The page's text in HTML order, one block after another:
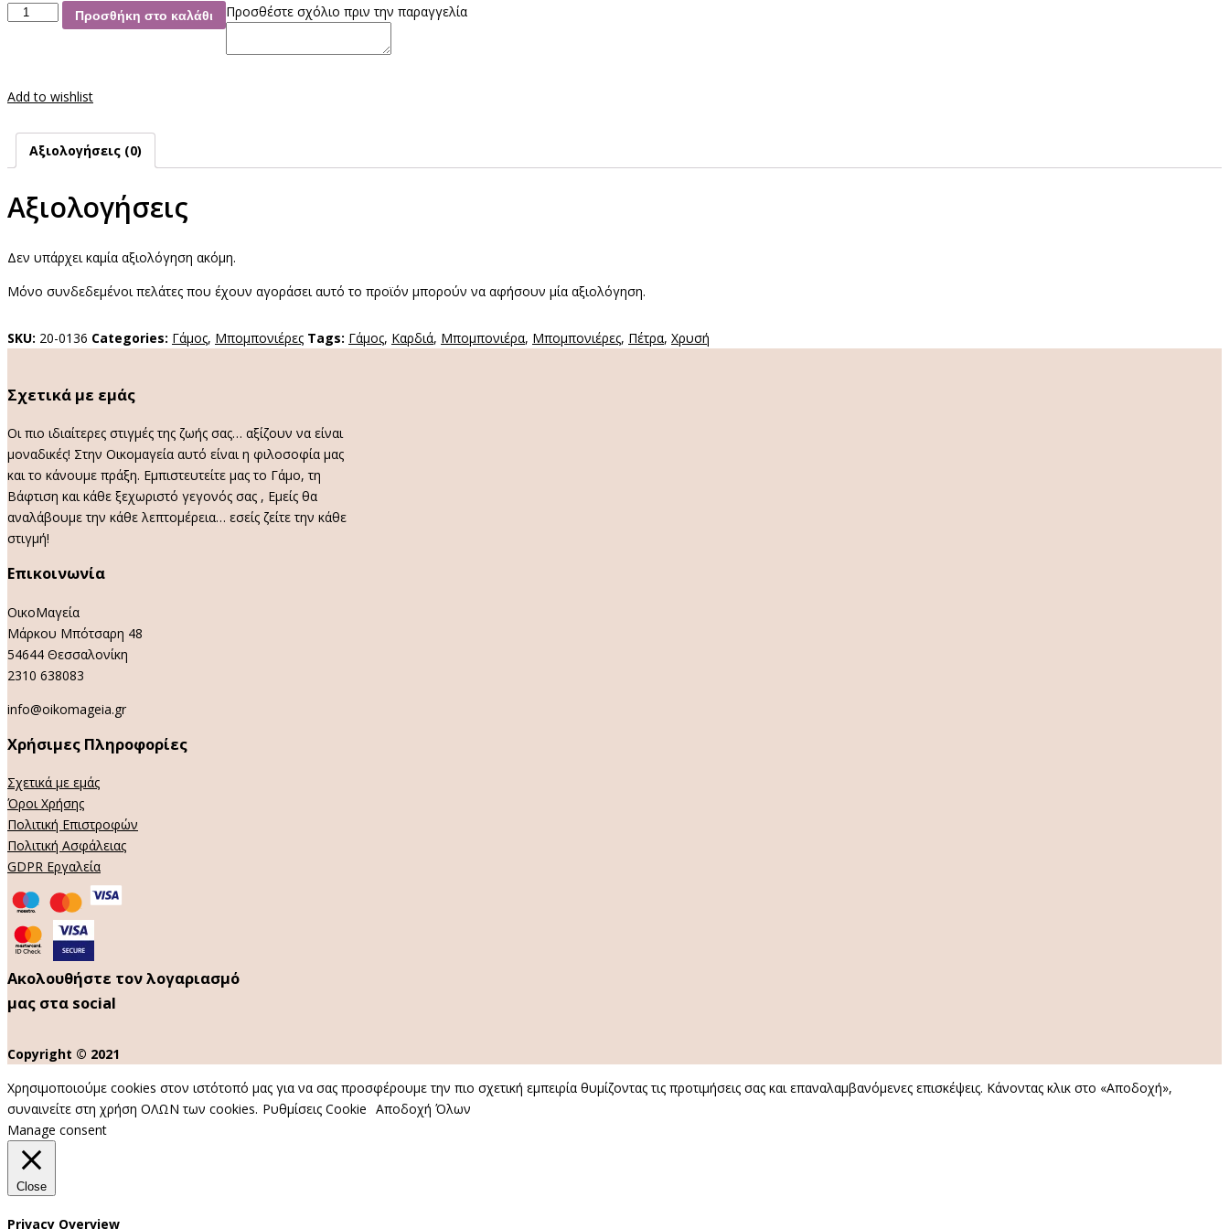
Μπομπονιέρα
ποσότητα
Προσθήκη στο καλάθι Προσθέστε σχόλιο πριν την παραγγελία
Add to wishlist
Αξιολογήσεις (0)
Αξιολογήσεις
Δεν υπάρχει καμία αξιολόγηση ακόμη.
Μόνο συνδεδεμένοι πελάτες που έχουν αγοράσει αυτό το προϊόν μπορούν να αφήσουν μία αξιολόγηση.
SKU: 20-0136 Categories: Γάμος, Μπομπονιέρες Tags: Γάμος, Καρδιά, Μπομπονιέρα, Μπομπονιέρες, Πέτρα, Χρυσή
Σχετικά με εμάς
Οι πιο ιδιαίτερες στιγμές της ζωής σας… αξίζουν να είναι
μοναδικές! Στην Οικομαγεία αυτό είναι η φιλοσοφία μας
και το κάνουμε πράξη. Εμπιστευτείτε μας το Γάμο, τη
Βάφτιση και κάθε ξεχωριστό γεγονός σας , Εμείς θα
αναλάβουμε την κάθε λεπτομέρεια… εσείς ζείτε την κάθε
στιγμή!
Επικοινωνία
ΟικοΜαγεία
Μάρκου Μπότσαρη 48
54644 Θεσσαλονίκη
2310 638083
info@oikomageia.gr
Χρήσιμες Πληροφορίες
Σχετικά με εμάς
Όροι Χρήσης
Πολιτική Επιστροφών
Πολιτική Ασφάλειας
GDPR Εργαλεία
Ακολουθήστε τον λογαριασμό
μας στα social
Copyright © 2021
Χρησιμοποιούμε cookies στον ιστότοπό μας για να σας προσφέρουμε την πιο σχετική εμπειρία θυμίζοντας τις προτιμήσεις σας και επαναλαμβανόμενες επισκέψεις. Κάνοντας κλικ στο «Αποδοχή»,
συναινείτε στη χρήση ΟΛΩΝ των cookies. Ρυθμίσεις Cookie Αποδοχή Όλων
Manage consent
Close
Privacy Overview